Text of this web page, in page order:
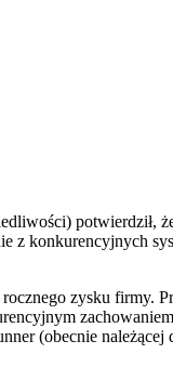
potwierdził,
z konkurencyjnych
zysku firmy.
(obecnie należącej